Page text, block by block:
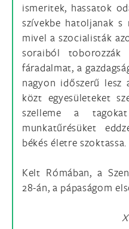
ismeritek, hassatok
szívekbe hatoljanak s
mivel a szocialisták
soraiból
fáradalmat, a
nagyon időszerű lesz
közt egyesületeket
szelleme a
munkatűrésüket
békés életre szoktassa.
Kelt Rómában, a
28-án, a pápaságom